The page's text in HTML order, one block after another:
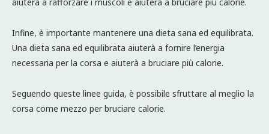
Infine, è importante mantenere una dieta sana ed equilibrata.
Una dieta sana ed equilibrata aiuterà a fornire l’energia
necessaria per la corsa e aiuterà a bruciare più calorie.
Seguendo queste linee guida, è possibile sfruttare al meglio la
corsa come mezzo per bruciare calorie.